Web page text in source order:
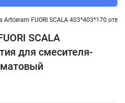
Artceram FUORI SCALA 403*403*170
SCALA
для смесителя-